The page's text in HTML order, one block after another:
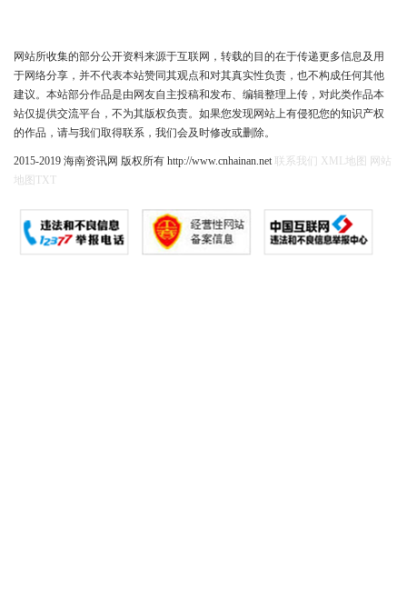
网站所收集的部分公开资料来源于互联网，转载的目的在于传递更多信息及用
于网络分享，并不代表本站赞同其观点和对其真实性负责，也不构成任何其他
建议。本站部分作品是由网友自主投稿和发布、编辑整理上传，对此类作品本
站仅提供交流平台，不为其版权负责。如果您发现网站上有侵犯您的知识产权
的作品，请与我们取得联系，我们会及时修改或删除。
2015-2019 海南资讯网 版权所有 http://www.cnhainan.net 联系我们 XML地图
网站
地图 TXT